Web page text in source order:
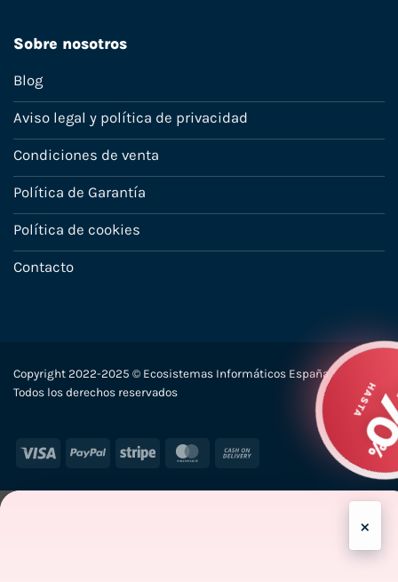
Sobre nosotros
Blog
Aviso legal y política de privacidad
Condiciones de venta
Política de Garantía
Política de cookies
Contacto
Copyright 2022-2025 © Ecosistemas Informáticos España SL –
Todos los derechos reservados
Visa PayPal Stripe MasterCard
×